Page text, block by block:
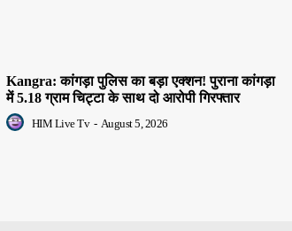
Kangra: कांगड़ा पुलिस का बड़ा एक्शन! पुराना कांगड़ा
में 5.18 ग्राम चिट्टा के साथ दो आरोपी गिरफ्तार
HIM Live Tv - August 5, 2026